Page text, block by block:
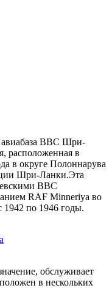
авиабаза ВВС Шри-
расположенная в
в округе Полоннарува
Шри-Ланки.Эта
ВВС
RAF Minneriya во
по 1946 годы.
обслуживает
в нескольких